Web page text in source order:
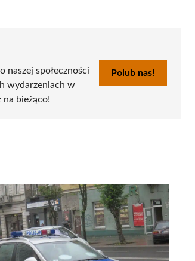
naszej społeczności
wydarzeniach w
bieżąco!
Polub nas!